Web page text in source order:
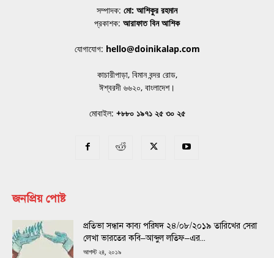
সম্পাদক: মো: আশিকুর রহমান
প্রকাশক: আরাফাত বিন আশিক
যোগাযোগ: hello@doinikalap.com
কাচারীপাড়া, বিমান বন্দর রোড,
ঈশ্বরদী ৬৬২০, বাংলাদেশ।
মোবাইল: +৮৮০ ১৯৭১ ২৫ ৩০ ২৫
জনপ্রিয় পোষ্ট
প্রতিভা সন্ধান কাব্য পরিষদ ২৪/০৮/২০১৯ তারিখের সেরা
লেখা ভারতের কবি–আব্দুল লতিফ–এর...
আগস্ট ২৪, ২০১৯